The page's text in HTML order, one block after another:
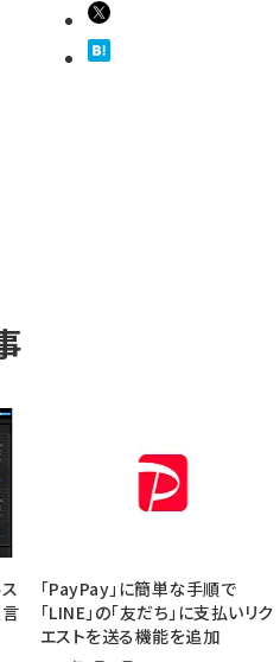
「PayPay」に簡単な手順で
「LINE」の「友だち」に支払いリク
エストを送る機能を追加